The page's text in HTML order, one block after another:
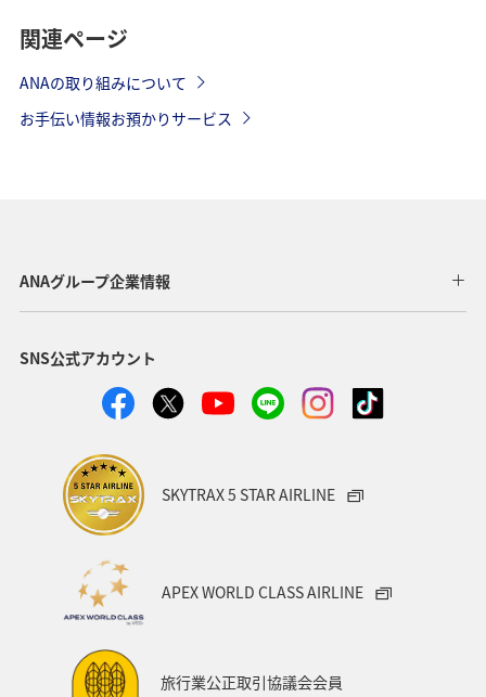
関連ページ
ANAの取り組みについて
お手伝い情報お預かりサービス
ANAグループ企業情報
SNS公式アカウント
SKYTRAX 5 STAR AIRLINE
APEX WORLD CLASS AIRLINE
旅行業公正取引協議会会員